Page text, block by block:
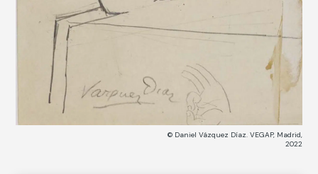
© Daniel Vázquez Díaz. VEGAP, Madrid,
2022